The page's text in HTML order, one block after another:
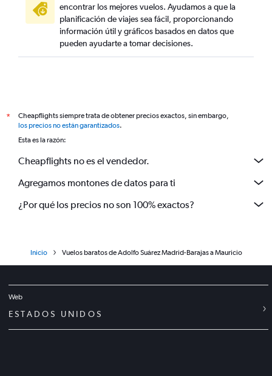
encontrar los mejores vuelos. Ayudamos a que la
planificación de viajes sea fácil, proporcionando
información útil y gráficos basados en datos que
pueden ayudarte a tomar decisiones.
*
Cheapflights siempre trata de obtener precios exactos, sin embargo,
los precios no están garantizados.
Esta es la razón:
Cheapflights no es el vendedor.
Agregamos montones de datos para ti
¿Por qué los precios no son 100% exactos?
Inicio Vuelos baratos de Adolfo Suárez Madrid-Barajas a Mauricio
Web
ESTADOS UNIDOS